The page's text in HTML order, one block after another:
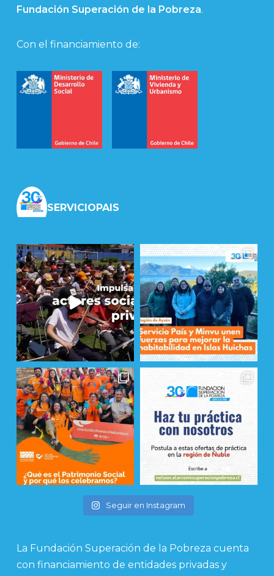
Fundación Superación de la Pobreza.
Con el financiamiento de:
SERVICIOPAIS
Seguir en Instagram
La Fundación Superación de la Pobreza cuenta
con financiamiento de entidades privadas y